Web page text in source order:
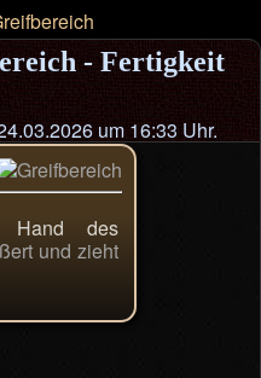
- Fertigkeit
um 16:33 Uhr.
Hand des
und zieht